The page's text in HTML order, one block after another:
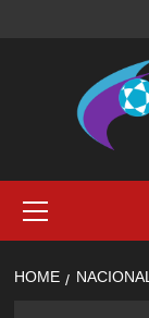
Menu
HOME